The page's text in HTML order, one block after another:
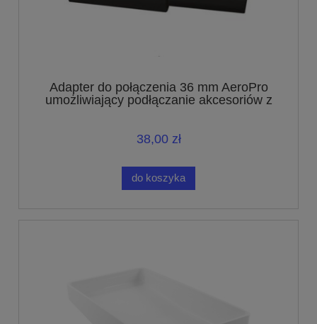
Adapter do połączenia 36 mm AeroPro
umożliwiający podłączanie akcesoriów z
38,00 zł
do koszyka